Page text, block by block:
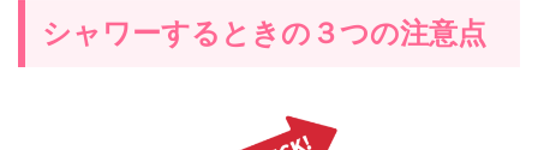
シャワーするときの３つの注意点